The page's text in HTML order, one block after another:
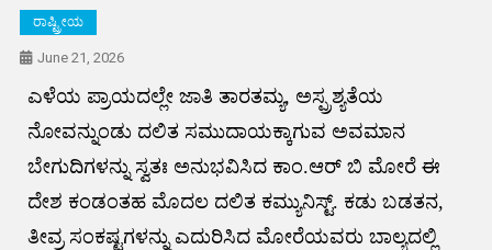
ರಾಷ್ಟ್ರೀಯ
June 21, 2026
ಎಳೆಯ ಪ್ರಾಯದಲ್ಲೇ ಜಾತಿ ತಾರತಮ್ಯ, ಅಸ್ಪ್ರಶ್ಯತೆಯ
ನೋವನ್ನುಂಡು ದಲಿತ ಸಮುದಾಯಕ್ಕಾಗುವ ಅವಮಾನ
ಬೇಗುದಿಗಳನ್ನು ಸ್ವತಃ ಅನುಭವಿಸಿದ ಕಾಂ.ಆರ್ ಬಿ ಮೋರೆ ಈ
ದೇಶ ಕಂಡಂತಹ ಮೊದಲ ದಲಿತ ಕಮ್ಯುನಿಸ್ಟ್. ಕಡು ಬಡತನ,
ತೀವ್ರ ಸಂಕಷ್ಟಗಳನ್ನು ಎದುರಿಸಿದ ಮೋರೆಯವರು ಬಾಲ್ಯದಲ್ಲಿ